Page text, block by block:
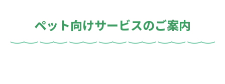
ペット向けサービスのご案内